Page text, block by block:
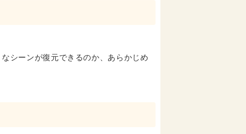
シーンが復元できるのか、あらかじめ